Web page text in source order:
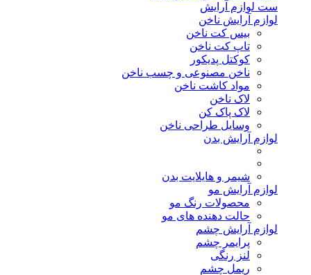
ست لوازم آرایش
لوازم آرایش ناخن
بیس کت ناخن
تاپ کت ناخن
کوکتل پدیکور
ناخن مصنوعی و چسب ناخن
مواد کاشت ناخن
لاک ناخن
لاک پاک کن
وسایل طراحی ناخن
لوازم آرایش بدن
شیمر و هایلایت بدن
لوازم آرایش مو
محصولات رنگ مو
حالت دهنده های مو
لوازم آرایش چشم
پرایمر چشم
لنز رنگی
ریمل چشم